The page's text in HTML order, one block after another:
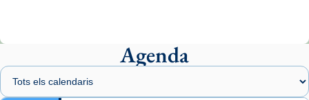
presidit aquest 27 de juliol la missa de Les
Santes de Mataró.
🔗
Agenda